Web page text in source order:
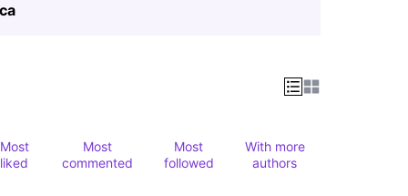
Most
liked
Most
commented
Most
followed
With more
authors